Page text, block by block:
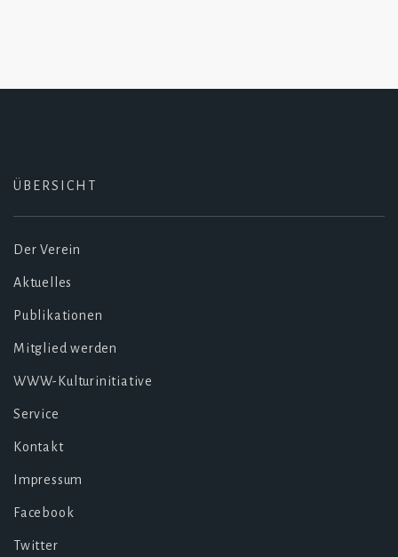
ÜBERSICHT
Der Verein
Aktuelles
Publikationen
Mitglied werden
WWW-Kulturinitiative
Service
Kontakt
Impressum
Facebook
Twitter